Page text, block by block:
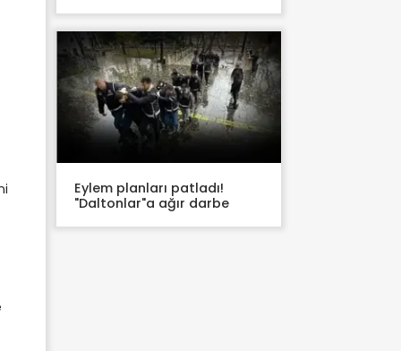
Eylem planları patladı!
"Daltonlar"a ağır darbe